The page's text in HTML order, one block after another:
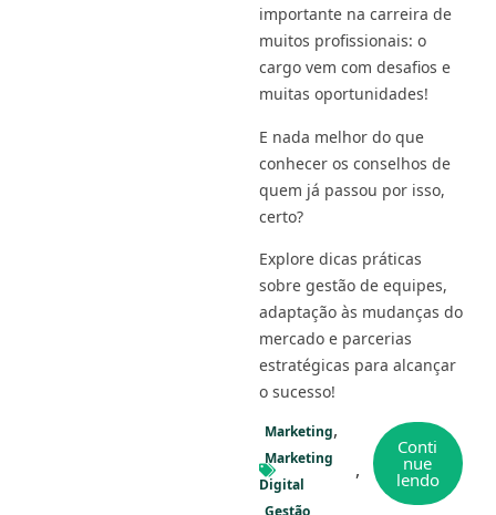
importante na carreira de
muitos profissionais: o
cargo vem com desafios e
muitas oportunidades!
E nada melhor do que
conhecer os conselhos de
quem já passou por isso,
certo?
Explore dicas práticas
sobre gestão de equipes,
adaptação às mudanças do
mercado e parcerias
estratégicas para alcançar
o sucesso!
Marketing
Marketing
Digital
Gestão
Conti
nue
lendo